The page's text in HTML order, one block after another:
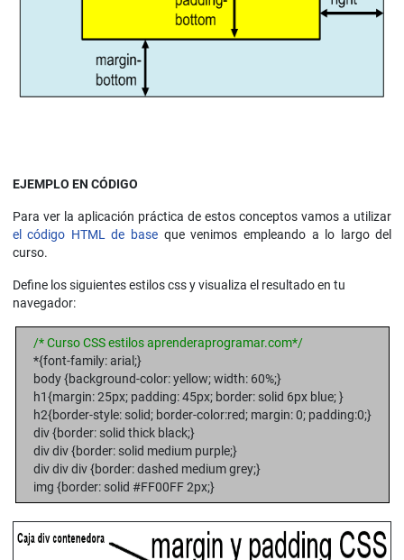
EJEMPLO EN CÓDIGO
Para ver la aplicación práctica de estos conceptos vamos a utilizar
el código HTML de base que venimos empleando a lo largo del
curso.
Define los siguientes estilos css y visualiza el resultado en tu
navegador:
/* Curso CSS estilos aprenderaprogramar.com*/
*{font-family: arial;}
body {background-color: yellow; width: 60%;}
h1{margin: 25px; padding: 45px; border: solid 6px blue; }
h2{border-style: solid; border-color:red; margin: 0; padding:0;}
div {border: solid thick black;}
div div {border: solid medium purple;}
div div div {border: dashed medium grey;}
img {border: solid #FF00FF 2px;}